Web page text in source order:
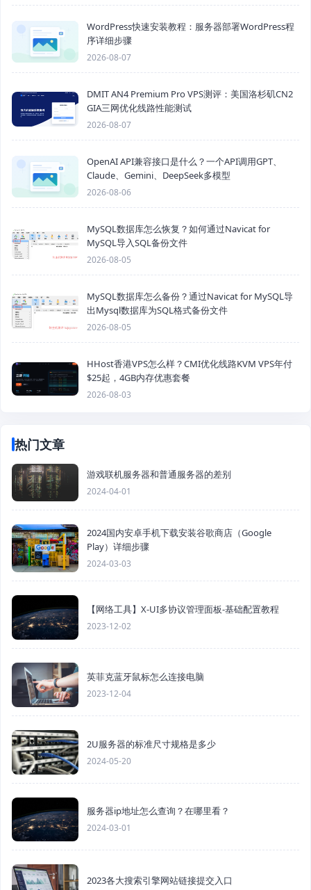
WordPress快速安装教程：服务器部署WordPress程
序详细步骤
2026-08-07
DMIT AN4 Premium Pro VPS测评：美国洛杉矶CN2
GIA三网优化线路性能测试
2026-08-07
OpenAI API兼容接口是什么？一个API调用GPT、
Claude、Gemini、DeepSeek多模型
2026-08-06
MySQL数据库怎么恢复？如何通过Navicat for
MySQL导入SQL备份文件
2026-08-05
MySQL数据库怎么备份？通过Navicat for MySQL导
出Mysql数据库为SQL格式备份文件
2026-08-05
HHost香港VPS怎么样？CMI优化线路KVM VPS年付
$25起，4GB内存优惠套餐
2026-08-03
热门文章
游戏联机服务器和普通服务器的差别
2024-04-01
2024国内安卓手机下载安装谷歌商店（Google
Play）详细步骤
2024-03-03
【网络工具】X-UI多协议管理面板-基础配置教程
2023-12-02
英菲克蓝牙鼠标怎么连接电脑
2023-12-04
2U服务器的标准尺寸规格是多少
2024-05-20
服务器ip地址怎么查询？在哪里看？
2024-03-01
2023各大搜索引擎网站链接提交入口